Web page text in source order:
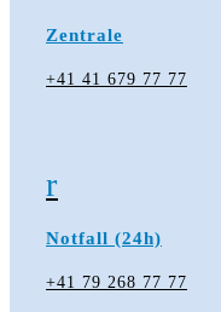
Zentrale
+41 41 679 77 77
r
Notfall (24h)
+41 79 268 77 77